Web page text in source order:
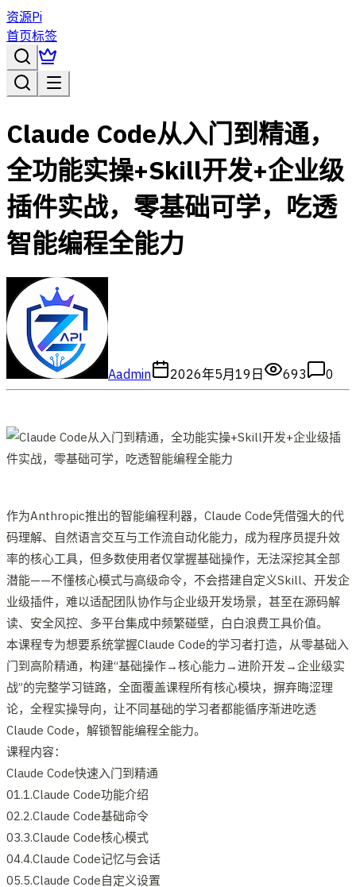
资源Pi
首页标签
Claude Code从入门到精通，
全功能实操+Skill开发+企业级
插件实战，零基础可学，吃透
智能编程全能力
Aadmin 2026年5月19日 693 0
作为Anthropic推出的智能编程利器，Claude Code凭借强大的代
码理解、自然语言交互与工作流自动化能力，成为程序员提升效
率的核心工具，但多数使用者仅掌握基础操作，无法深挖其全部
潜能——不懂核心模式与高级命令，不会搭建自定义Skill、开发企
业级插件，难以适配团队协作与企业级开发场景，甚至在源码解
读、安全风控、多平台集成中频繁碰壁，白白浪费工具价值。
本课程专为想要系统掌握Claude Code的学习者打造，从零基础入
门到高阶精通，构建“基础操作→核心能力→进阶开发→企业级实
战”的完整学习链路，全面覆盖课程所有核心模块，摒弃晦涩理
论，全程实操导向，让不同基础的学习者都能循序渐进吃透
Claude Code，解锁智能编程全能力。
课程内容：
Claude Code快速入门到精通
01.1.Claude Code功能介绍
02.2.Claude Code基础命令
03.3.Claude Code核心模式
04.4.Claude Code记忆与会话
05.5.Claude Code自定义设置